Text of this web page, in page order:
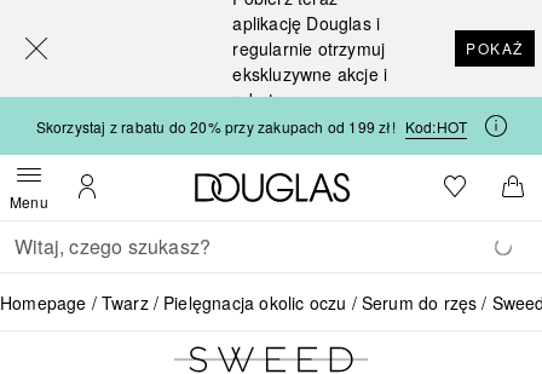
aplikację Douglas i
regularnie otrzymuj
ekskluzywne akcje i
rabaty
POKAŻ
Skorzystaj z rabatu do 20% przy zakupach od 199 zł! Kod:HOT
MenuOtwórz menuMoje konto
Strona główna Douglas
Do listyDo
Wracać
Wykonaj wyszukiwanie
Homepage Twarz Pielęgnacja okolic oczu Serum do rzęs
[navigation.slideout.screenreader]